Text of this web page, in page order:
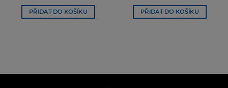
PŘIDAT DO KOŠÍKU PŘIDAT DO KOŠÍKU